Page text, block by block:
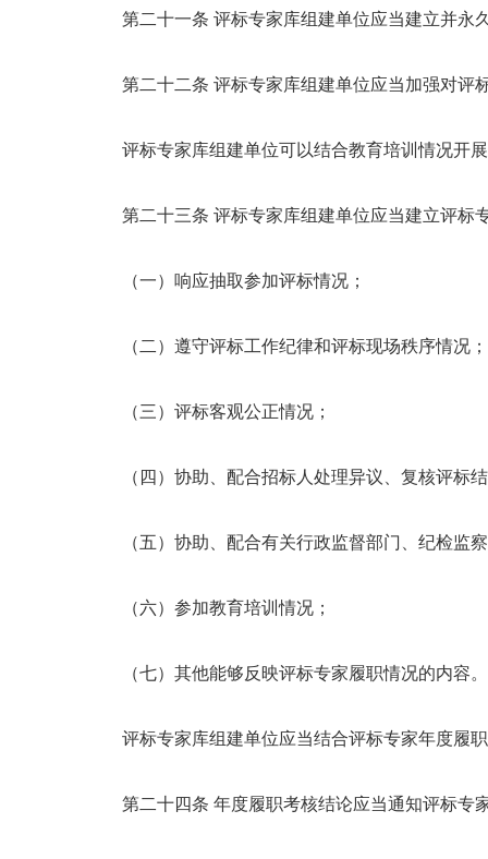
第二十一条 评标专家库组建单位应当建立并永
第二十二条 评标专家库组建单位应当加强对评
评标专家库组建单位可以结合教育培训情况开
第二十三条 评标专家库组建单位应当建立评标
（一）响应抽取参加评标情况；
（二）遵守评标工作纪律和评标现场秩序情况；
（三）评标客观公正情况；
（四）协助、配合招标人处理异议、复核评标
（五）协助、配合有关行政监督部门、纪检监
（六）参加教育培训情况；
（七）其他能够反映评标专家履职情况的内容。
评标专家库组建单位应当结合评标专家年度履
第二十四条 年度履职考核结论应当通知评标专